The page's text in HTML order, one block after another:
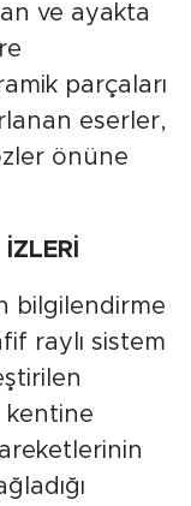
ve ayakta
parçaları
eserler,
önüne
bilgilendirme
raylı sistem
kentine